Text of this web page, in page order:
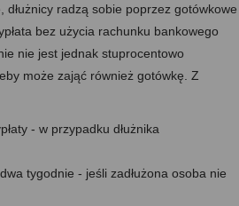
radzą sobie poprzez gotówkowe
bez użycia rachunku bankowego
nie jest jednak stuprocentowo
może zająć również gotówkę. Z
- w przypadku dłużnika
tygodnie - jeśli zadłużona osoba nie